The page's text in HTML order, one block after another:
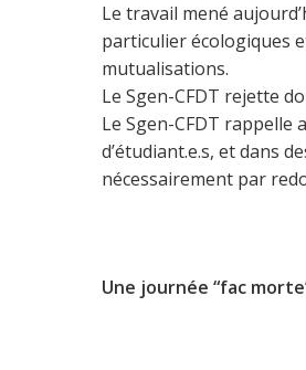
Le travail mené
particulier écologiques
mutualisations.
Le Sgen-CFDT rejette
Le Sgen-CFDT
d’étudiant.e.s, et dans
nécessairement par
Une journée “fac